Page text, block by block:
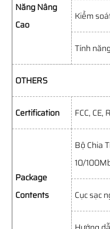
Năng Nâng
Cao
Kiểm
Tính
OTHERS
Certification FCC, CE,
Package
Contents
Bộ Chia
10/
Cục sạc